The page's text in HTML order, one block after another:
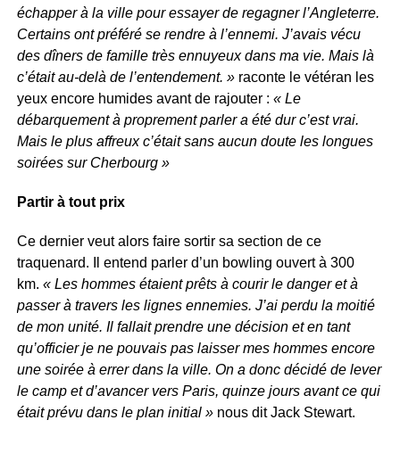
échapper à la ville pour essayer de regagner l’Angleterre.
Certains ont préféré se rendre à l’ennemi. J’avais vécu
des dîners de famille très ennuyeux dans ma vie. Mais là
c’était au-delà de l’entendement. » raconte le vétéran les
yeux encore humides avant de rajouter : « Le
débarquement à proprement parler a été dur c’est vrai.
Mais le plus affreux c’était sans aucun doute les longues
soirées sur Cherbourg »
Partir à tout prix
Ce dernier veut alors faire sortir sa section de ce
traquenard. Il entend parler d’un bowling ouvert à 300
km. « Les hommes étaient prêts à courir le danger et à
passer à travers les lignes ennemies. J’ai perdu la moitié
de mon unité. Il fallait prendre une décision et en tant
qu’officier je ne pouvais pas laisser mes hommes encore
une soirée à errer dans la ville. On a donc décidé de lever
le camp et d’avancer vers Paris, quinze jours avant ce qui
était prévu dans le plan initial » nous dit Jack Stewart.